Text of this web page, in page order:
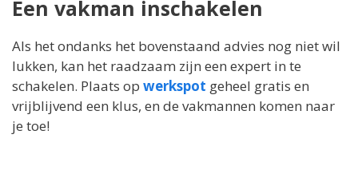
Een vakman inschakelen
Als het ondanks het bovenstaand advies nog niet wil
lukken, kan het raadzaam zijn een expert in te
schakelen. Plaats op werkspot geheel gratis en
vrijblijvend een klus, en de vakmannen komen naar
je toe!